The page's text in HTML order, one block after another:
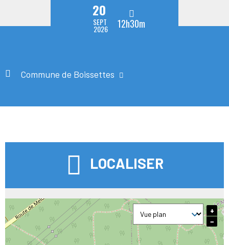
20
SEPT
2026 12h30m
Commune de Boissettes
LOCALISER
+
−